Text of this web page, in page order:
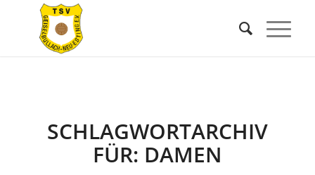
SCHLAGWORTARCHIV
FÜR: DAMEN